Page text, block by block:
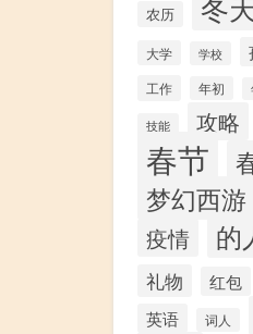
农历
大学 学校
工作 年初
技能 攻略
春节
梦幻西游
疫情 的
礼物 红包
英语 词人